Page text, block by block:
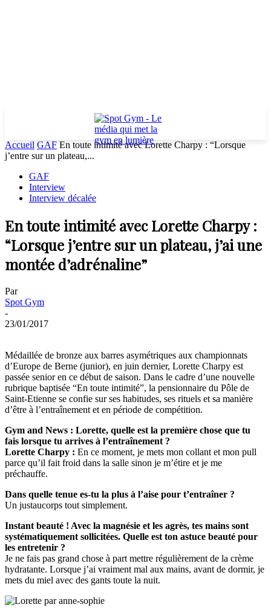
Accueil GAF En toute intimité avec Lorette Charpy : “Lorsque
j’entre sur un plateau,...
GAF
Interview
Interview décalée
En toute intimité avec Lorette Charpy :
“Lorsque j’entre sur un plateau, j’ai une
montée d’adrénaline”
Par
Spot Gym
-
23/01/2017
Médaillée de bronze aux barres asymétriques aux championnats
d’Europe de Berne (junior), en juin dernier, Lorette Charpy est
passée senior en ce début de saison. Dans le cadre d’une nouvelle
rubrique baptisée “En toute intimité”, la pensionnaire du Pôle de
Saint-Etienne se confie sur ses habitudes, ses rituels et sa manière
d’être à l’entraînement et en période de compétition.
Gym and News : Lorette, quelle est la première chose que tu
fais lorsque tu arrives à l’entraînement ?
Lorette Charpy : En ce moment, je mets mon collant et mon pull
parce qu’il fait froid dans la salle sinon je m’étire et je me
préchauffe.
Dans quelle tenue es-tu la plus à l’aise pour t’entraîner ?
Un justaucorps tout simplement.
Instant beauté ! Avec la magnésie et les agrès, tes mains sont
systématiquement sollicitées. Quelle est ton astuce beauté pour
les entretenir ?
Je ne fais pas grand chose à part mettre régulièrement de la crème
hydratante. Lorsque j’ai vraiment mal aux mains, avant de dormir, je
mets du miel avec des gants toute la nuit.